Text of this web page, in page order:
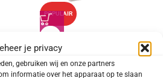
je privacy
gebruiken wij en onze partners
informatie over het apparaat op te slaan
POPULAIR
Anniversary Set
€129,90